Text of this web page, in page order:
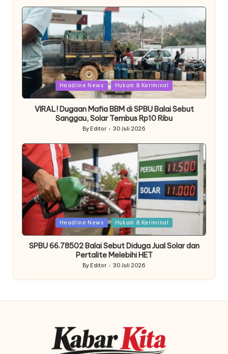
Posted
in
Headline News Hukum & Keriminal
VIRAL! Dugaan Mafia BBM di SPBU Balai Sebut
Sanggau, Solar Tembus Rp10 Ribu
Posted
by
By Editor 30 Juli 2026
Posted
Headline News Hukum & Keriminal
SPBU 66.78502 Balai Sebut Diduga Jual Solar dan
Pertalite Melebihi HET
Posted
by
By Editor 30 Juli 2026